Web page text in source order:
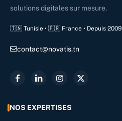
solutions digitales sur mesure.
🇹🇳 Tunisie • 🇫🇷 France • Depuis 2009
contact@novatis.tn
NOS EXPERTISES